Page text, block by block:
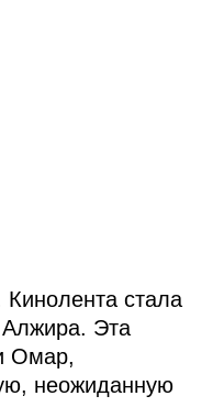
стала
Алжира. Эта
Омар,
неожиданную